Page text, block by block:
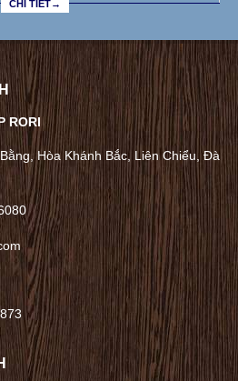
CHI TIẾT→
RORI
Hòa Khánh Bắc, Liên Chiểu, Đà